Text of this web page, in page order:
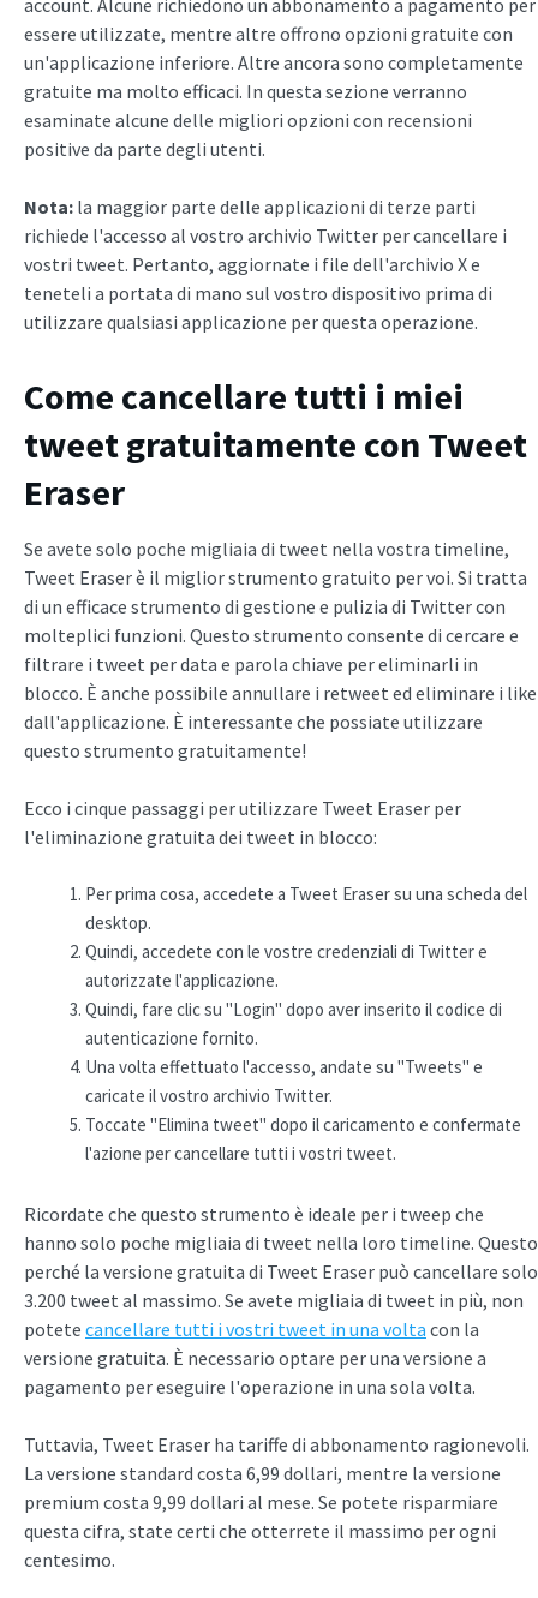
account. Alcune richiedono un abbonamento a pagamento per
essere utilizzate, mentre altre offrono opzioni gratuite con
un'applicazione inferiore. Altre ancora sono completamente
gratuite ma molto efficaci. In questa sezione verranno
esaminate alcune delle migliori opzioni con recensioni
positive da parte degli utenti.
Nota: la maggior parte delle applicazioni di terze parti
richiede l'accesso al vostro archivio Twitter per cancellare i
vostri tweet. Pertanto, aggiornate i file dell'archivio X e
teneteli a portata di mano sul vostro dispositivo prima di
utilizzare qualsiasi applicazione per questa operazione.
Come cancellare tutti i miei
tweet gratuitamente con Tweet
Eraser
Se avete solo poche migliaia di tweet nella vostra timeline,
Tweet Eraser è il miglior strumento gratuito per voi. Si tratta
di un efficace strumento di gestione e pulizia di Twitter con
molteplici funzioni. Questo strumento consente di cercare e
filtrare i tweet per data e parola chiave per eliminarli in
blocco. È anche possibile annullare i retweet ed eliminare i like
dall'applicazione. È interessante che possiate utilizzare
questo strumento gratuitamente!
Ecco i cinque passaggi per utilizzare Tweet Eraser per
l'eliminazione gratuita dei tweet in blocco:
Per prima cosa, accedete a Tweet Eraser su una scheda del
desktop.
Quindi, accedete con le vostre credenziali di Twitter e
autorizzate l'applicazione.
Quindi, fare clic su "Login" dopo aver inserito il codice di
autenticazione fornito.
Una volta effettuato l'accesso, andate su "Tweets" e
caricate il vostro archivio Twitter.
Toccate "Elimina tweet" dopo il caricamento e confermate
l'azione per cancellare tutti i vostri tweet.
Ricordate che questo strumento è ideale per i tweep che
hanno solo poche migliaia di tweet nella loro timeline. Questo
perché la versione gratuita di Tweet Eraser può cancellare solo
3.200 tweet al massimo. Se avete migliaia di tweet in più, non
potete cancellare tutti i vostri tweet in una volta con la
versione gratuita. È necessario optare per una versione a
pagamento per eseguire l'operazione in una sola volta.
Tuttavia, Tweet Eraser ha tariffe di abbonamento ragionevoli.
La versione standard costa 6,99 dollari, mentre la versione
premium costa 9,99 dollari al mese. Se potete risparmiare
questa cifra, state certi che otterrete il massimo per ogni
centesimo.